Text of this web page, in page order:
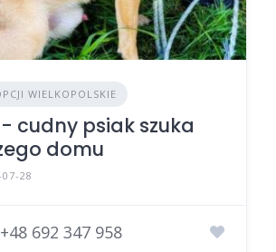
WIELKOPOLSKIE
- cudny psiak szuka
domu
28
+48 692 347 958